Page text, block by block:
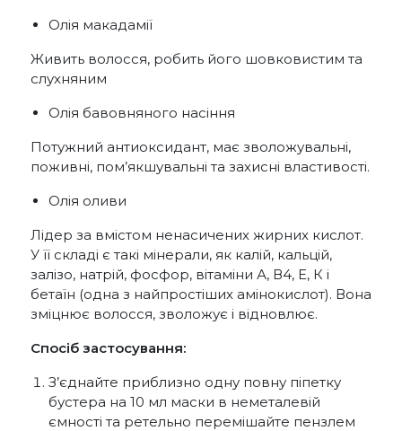
Олія макадамії
Живить волосся, робить його шовковистим та
слухняним
Олія бавовняного насіння
Потужний антиоксидант, має зволожувальні,
поживні, пом’якшувальні та захисні властивості.
Олія оливи
Лідер за вмістом ненасичених жирних кислот.
У її складі є такі мінерали, як калій, кальцій,
залізо, натрій, фосфор, вітаміни А, В4, Е, К і
бетаїн (одна з найпростіших амінокислот). Вона
зміцнює волосся, зволожує і відновлює.
Спосіб застосування:
З’єднайте приблизно одну повну піпетку
бустера на 10 мл маски в неметалевій
ємності та ретельно перемішайте пензлем